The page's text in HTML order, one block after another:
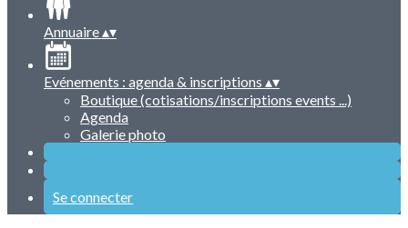
Annuaire▴▾
Evénements : agenda & inscriptions ▴▾
Boutique (cotisations/inscriptions events ...)
Agenda
Galerie photo
Se connecter